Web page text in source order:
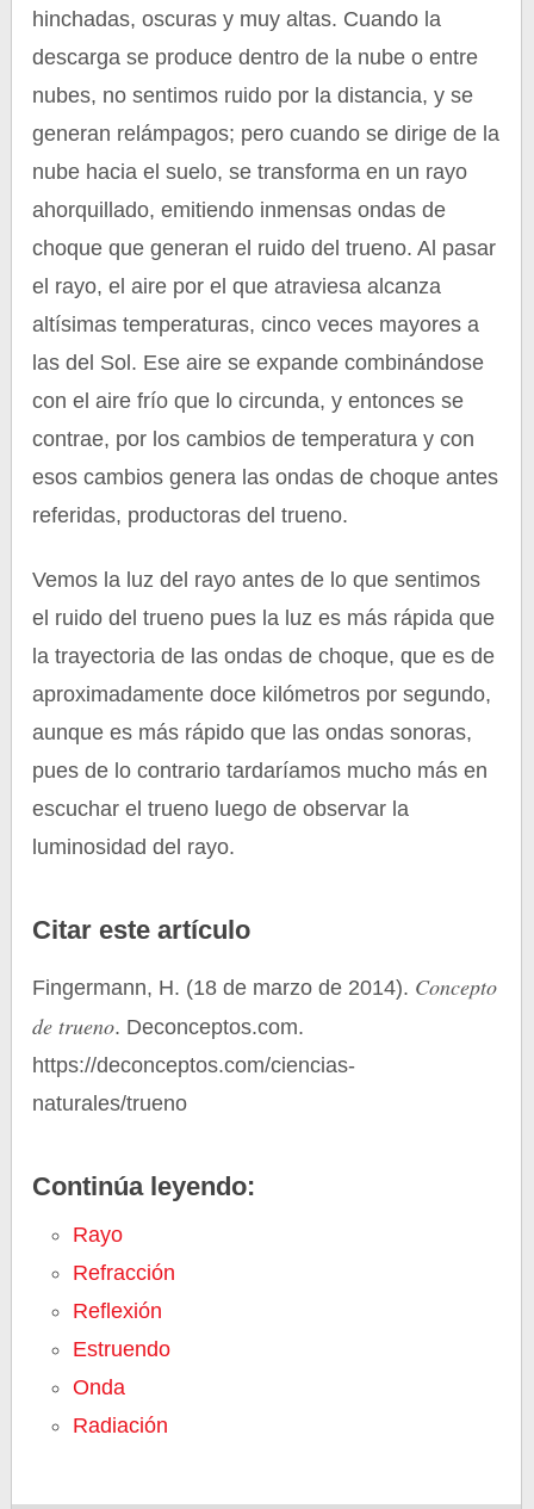
hinchadas, oscuras y muy altas. Cuando la
descarga se produce dentro de la nube o entre
nubes, no sentimos ruido por la distancia, y se
generan relámpagos; pero cuando se dirige de la
nube hacia el suelo, se transforma en un rayo
ahorquillado, emitiendo inmensas ondas de
choque que generan el ruido del trueno. Al pasar
el rayo, el aire por el que atraviesa alcanza
altísimas temperaturas, cinco veces mayores a
las del Sol. Ese aire se expande combinándose
con el aire frío que lo circunda, y entonces se
contrae, por los cambios de temperatura y con
esos cambios genera las ondas de choque antes
referidas, productoras del trueno.
Vemos la luz del rayo antes de lo que sentimos
el ruido del trueno pues la luz es más rápida que
la trayectoria de las ondas de choque, que es de
aproximadamente doce kilómetros por segundo,
aunque es más rápido que las ondas sonoras,
pues de lo contrario tardaríamos mucho más en
escuchar el trueno luego de observar la
luminosidad del rayo.
Citar este artículo
Fingermann, H. (18 de marzo de 2014). Concepto
de trueno. Deconceptos.com.
https://deconceptos.com/ciencias-
naturales/trueno
Continúa leyendo:
Rayo
Refracción
Reflexión
Estruendo
Onda
Radiación